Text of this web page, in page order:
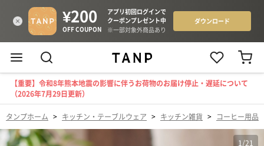
【重要】令和8年熊本地震の影響に伴うお荷物のお届け停止・遅延について
（2026年7月29日更新）
タンプホーム > キッチン・テーブルウェア > キッチン雑貨 > コーヒー用品
1 /21